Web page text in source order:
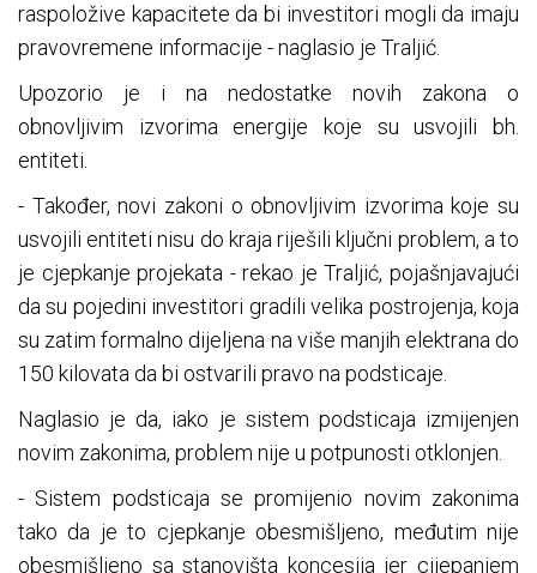
raspoložive kapacitete da bi investitori mogli da imaju
pravovremene informacije - naglasio je Traljić.
Upozorio je i na nedostatke novih zakona o
obnovljivim izvorima energije koje su usvojili bh.
entiteti.
- Također, novi zakoni o obnovljivim izvorima koje su
usvojili entiteti nisu do kraja riješili ključni problem, a to
je cjepkanje projekata - rekao je Traljić, pojašnjavajući
da su pojedini investitori gradili velika postrojenja, koja
su zatim formalno dijeljena na više manjih elektrana do
150 kilovata da bi ostvarili pravo na podsticaje.
Naglasio je da, iako je sistem podsticaja izmijenjen
novim zakonima, problem nije u potpunosti otklonjen.
- Sistem podsticaja se promijenio novim zakonima
tako da je to cjepkanje obesmišljeno, međutim nije
obesmišljeno sa stanovišta koncesija jer cijepanjem